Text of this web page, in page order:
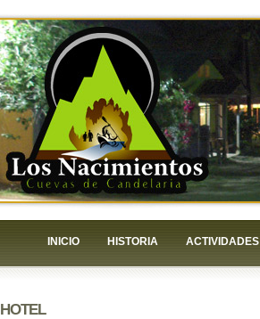
INICIO HISTORIA ACTIVIDADES
HOTEL